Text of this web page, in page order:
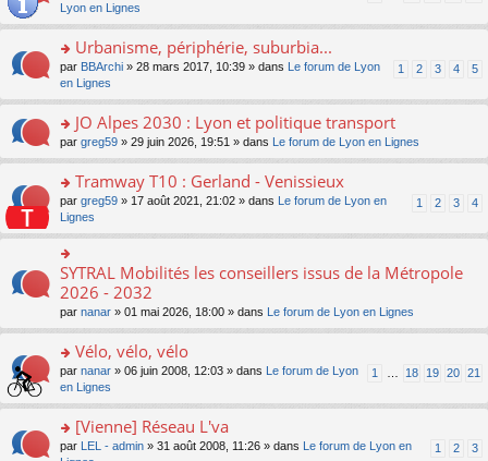
epl
s
ré
c
e
n
o
n
le
s
ré
c
nt
s
g
e
n
o
n
le
u
s
ré
c
e
nt
le
m
e
s
s
e
n
o
n
le
s
ré
c
e
s
er
le
m
e
s
s
e
n
o
n
lu
le
pl
u
s
ré
c
e
nt
Lyon en Lignes
o
n
s
er
le
m
e
s
s
g
n
o
n
lu
pl
u
s
ré
c
e
Urbanisme, périphérie, suburbia...
1 2 3 4 5
par BBArchi » 28 mars 2017, 10:39 » dans
Le forum de Lyon
en Lignes
o
n
ult
er
le
m
e
s
s
g
n
o
n
lu
pl
u
JO Alpes 2030 : Lyon et politique transport
par greg59 » 29 juin 2026, 19:51 » dans Le forum de Lyon en Lignes
o
s
ult
er
le
m
e
s
s
g
o
n
Tramway T10 : Gerland - Venissieux
1 2 3 4
par greg59 » 17 août 2021, 21:02 » dans
Le forum de Lyon en
Lignes
o
n
ult
er
le
m
e
s
a
g
SYTRAL Mobilités les conseillers issus de la Métropole
2026 - 2032
par nanar » 01 mai 2026, 18:00 » dans Le forum de Lyon en Lignes
o
n
s
er
le
Vélo, vélo, vélo
1 18 19 20 21
par nanar » 06 juin 2008, 12:03 » dans
Le forum de Lyon
en Lignes
o
[Vienne] Réseau L'va
1 2 3
par LEL - admin » 31 août 2008, 11:26 » dans
Le forum de Lyon en